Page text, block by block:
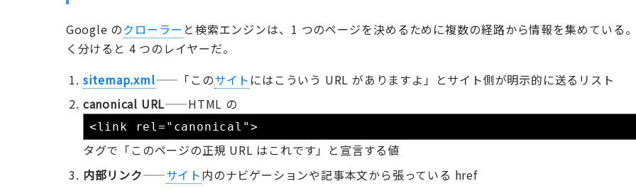
Google のクローラー と検索エンジンは、1 つのページを決めるために複数の経路から情報を集めている
く分けると 4 つのレイヤーだ。
sitemap.xml——「このサイト にはこういう URL がありますよ」とサイト側が明示的に送るリスト
canonical URL——HTML の
<link rel="canonical">
タグで「このページの正規 URL はこれです」と宣言する値
内部リンク——サイト内のナビゲーションや記事本文から張っている href